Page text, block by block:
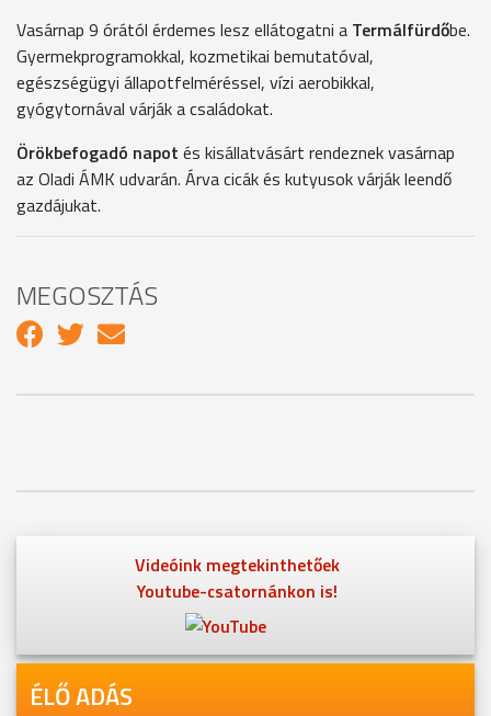
Vasárnap 9 órától érdemes lesz ellátogatni a Termálfürdőbe.
Gyermekprogramokkal, kozmetikai bemutatóval,
egészségügyi állapotfelméréssel, vízi aerobikkal,
gyógytornával várják a családokat.
Örökbefogadó napot és kisállatvásárt rendeznek vasárnap
az Oladi ÁMK udvarán. Árva cicák és kutyusok várják leendő
gazdájukat.
MEGOSZTÁS
Videóink megtekinthetőek
Youtube-csatornánkon is!
ÉLŐ ADÁS